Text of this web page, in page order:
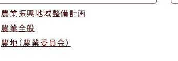
農業振興地域整備計画
農業全般
農地（農業委員会）